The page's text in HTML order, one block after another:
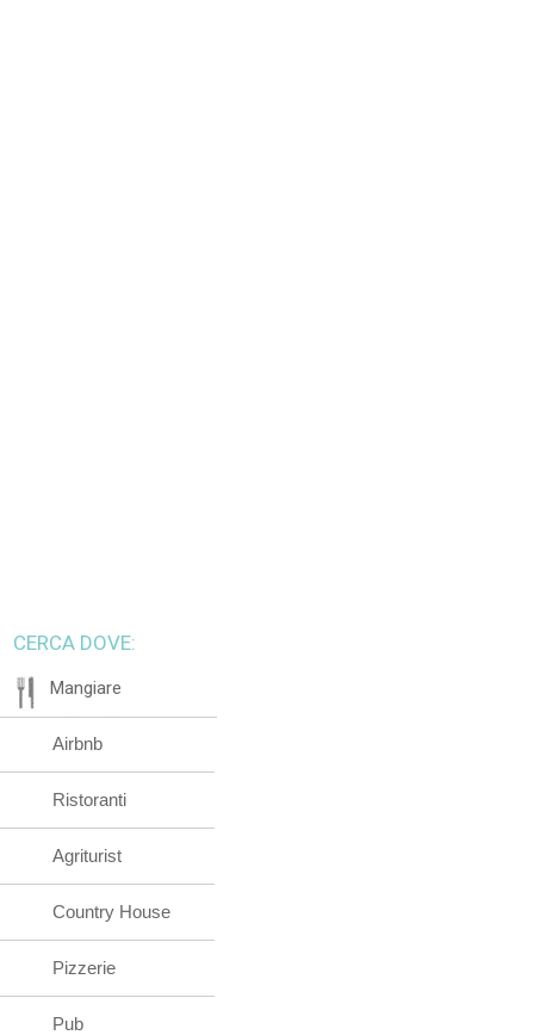
CERCA DOVE:
Mangiare
Airbnb
Ristoranti
Agriturist
Country House
Pizzerie
Pub